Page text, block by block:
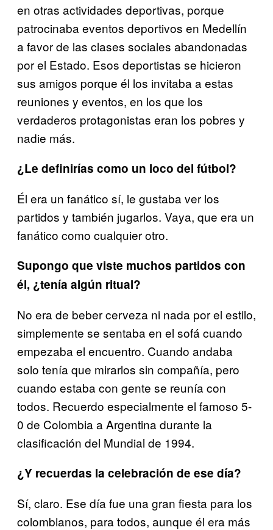
en otras actividades deportivas, porque
patrocinaba eventos deportivos en Medellín
a favor de las clases sociales abandonadas
por el Estado. Esos deportistas se hicieron
sus amigos porque él los invitaba a estas
reuniones y eventos, en los que los
verdaderos protagonistas eran los pobres y
nadie más.
¿Le definirías como un loco del fútbol?
Él era un fanático sí, le gustaba ver los
partidos y también jugarlos. Vaya, que era un
fanático como cualquier otro.
Supongo que viste muchos partidos con
él, ¿tenía algún ritual?
No era de beber cerveza ni nada por el estilo,
simplemente se sentaba en el sofá cuando
empezaba el encuentro. Cuando andaba
solo tenía que mirarlos sin compañía, pero
cuando estaba con gente se reunía con
todos. Recuerdo especialmente el famoso 5-
0 de Colombia a Argentina durante la
clasificación del Mundial de 1994.
¿Y recuerdas la celebración de ese día?
Sí, claro. Ese día fue una gran fiesta para los
colombianos, para todos, aunque él era más